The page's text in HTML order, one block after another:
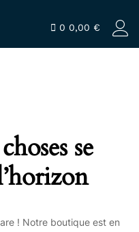
0 0,00 €
se
! Notre boutique est en